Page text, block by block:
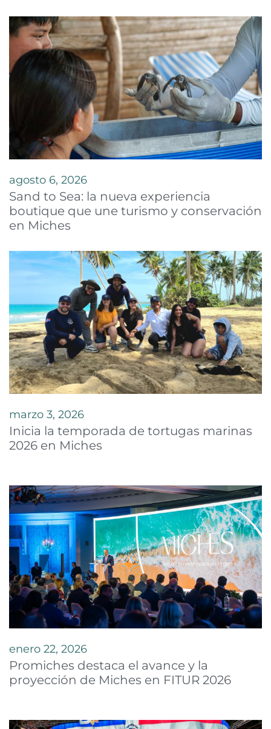
agosto 6, 2026
Sand to Sea: la nueva experiencia
boutique que une turismo y conservación
en Miches
marzo 3, 2026
Inicia la temporada de tortugas marinas
2026 en Miches
enero 22, 2026
Promiches destaca el avance y la
proyección de Miches en FITUR 2026